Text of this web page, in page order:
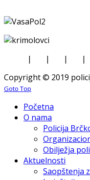
| | | |
Copyright © 2019
Goto Top
Početna
O nama
Policija
Obilježja
Aktuelnosti
Saopštenja